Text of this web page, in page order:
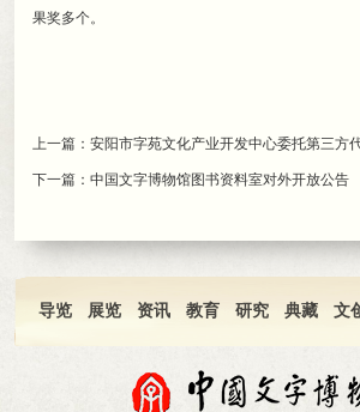
果奖多个。
上一篇：
下一篇： 中国文字博物馆图书资料室对外开放公告
导览 展览 资讯 教育 研究 典藏 文